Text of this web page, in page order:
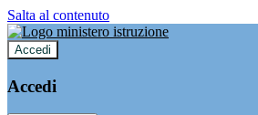
Salta al contenuto
Accedi
Accedi